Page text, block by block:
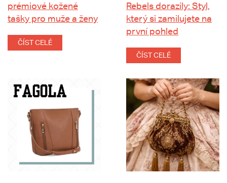
prémiové kožené
tašky pro muže a ženy
ČÍST CELÉ
Rebels dorazily: Styl,
který si zamilujete na
první pohled
ČÍST CELÉ